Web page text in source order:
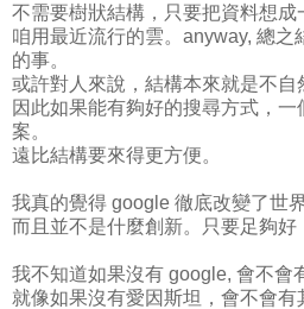
不需要樹狀結構，只要把資料想成
咱用最近流行的雲。anyway, 總之
的事。
或許對人來說，結構本來就是不自
因此如果能有夠好的搜尋方式，
案。
遠比結構要來得更方便。
我真的覺得 google 徹底改變了世界
而且並不是什麼創新。只要足夠好
我不知道如果沒有 google, 會不會
就像如果沒有愛因斯坦，會不會有